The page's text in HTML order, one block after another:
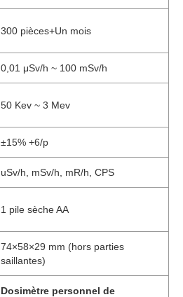
300 pièces+Un mois
0,01 μSv/h ~ 100 mSv/h
50 Kev ~ 3 Mev
±15% +6/p
uSv/h, mSv/h, mR/h, CPS
1 pile sèche AA
74×58×29 mm (hors parties
saillantes)
Dosimètre personnel de